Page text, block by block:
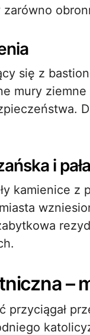
zarówno
się z
mury
i
kamienice z
–
przyciągał